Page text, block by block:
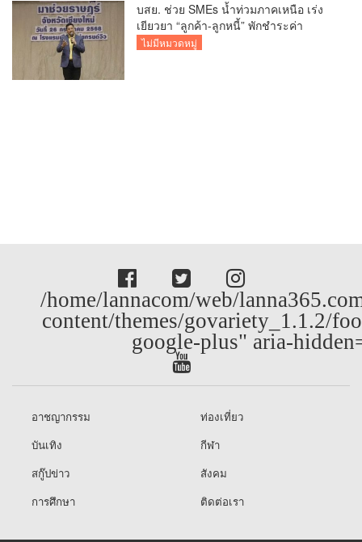
บสย. ช่วย SMEs น้ำท่วมภาคเหนือ เร่ง
เยียวยา “ลูกค้า-ลูกหนี้” พักชำระค่า
ธรรมเนียม-ค่างวด
ไม่มีหมวดหมู่
/home/lannacom/web/
content/themes/govariety_1.1.2/
google-plus" aria-
อาชญากรรม
ท่องเที่ยว
บันเทิง
กีฬา
สกู๊ปข่าว
สังคม
การศึกษา
ติดต่อเรา